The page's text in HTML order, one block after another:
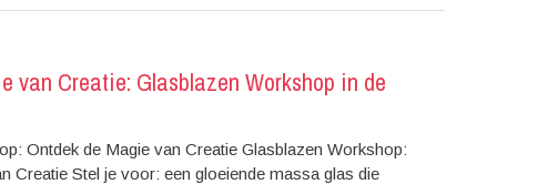
van Creatie: Glasblazen Workshop in de
Ontdek de Magie van Creatie Glasblazen Workshop:
Creatie Stel je voor: een gloeiende massa glas die